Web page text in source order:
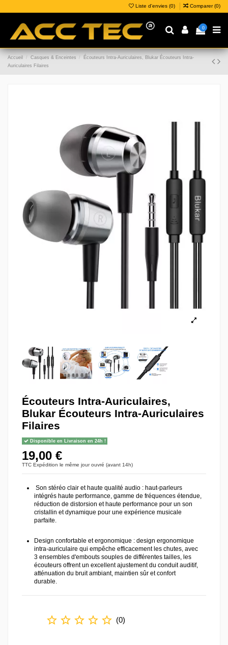
Liste d'envies (0) Comparer (0)
0
Accueil Casques & Enceintes
Écouteurs Intra-Auriculaires, Blukar Écouteurs Intra-
Auriculaires Filaires
Écouteurs Intra-Auriculaires,
Blukar Écouteurs Intra-Auriculaires
Filaires
Disponible en Livraison en 24h !
19,00 €
TTC Expédition le même jour ouvré (avant 14h)
Son stéréo clair et haute qualité audio : haut-parleurs
intégrés haute performance, gamme de fréquences étendue,
réduction de distorsion et haute performance pour un son
cristallin et dynamique pour une expérience musicale
parfaite.
Design confortable et ergonomique : design ergonomique
intra-auriculaire qui empêche efficacement les chutes, avec
3 ensembles d'embouts souples de différentes tailles, les
écouteurs offrent un excellent ajustement du conduit auditif,
atténuation du bruit ambiant, maintien sûr et confort
durable.
star_border star_border star_border star_border star_border (0)